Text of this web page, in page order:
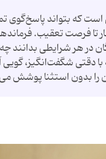
که بتواند پاسخ‌گوی
تا فرصت تعقیب.
در هر شرایطی بدانند چه
دقتی شگفت‌انگیز،
را بدون استثنا پوشش